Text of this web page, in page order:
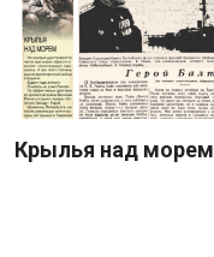
Крылья над морем